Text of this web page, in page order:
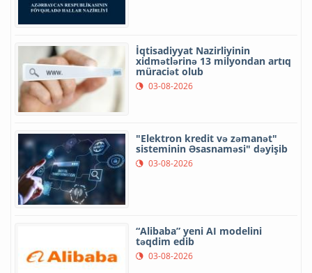
İqtisadiyyat Nazirliyinin
xidmətlərinə 13 milyondan artıq
müraciət olub
03-08-2026
"Elektron kredit və zəmanət"
sisteminin Əsasnaməsi" dəyişib
03-08-2026
“Alibaba” yeni AI modelini
təqdim edib
03-08-2026